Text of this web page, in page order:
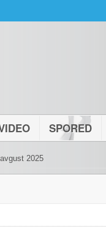
SPORED
2025